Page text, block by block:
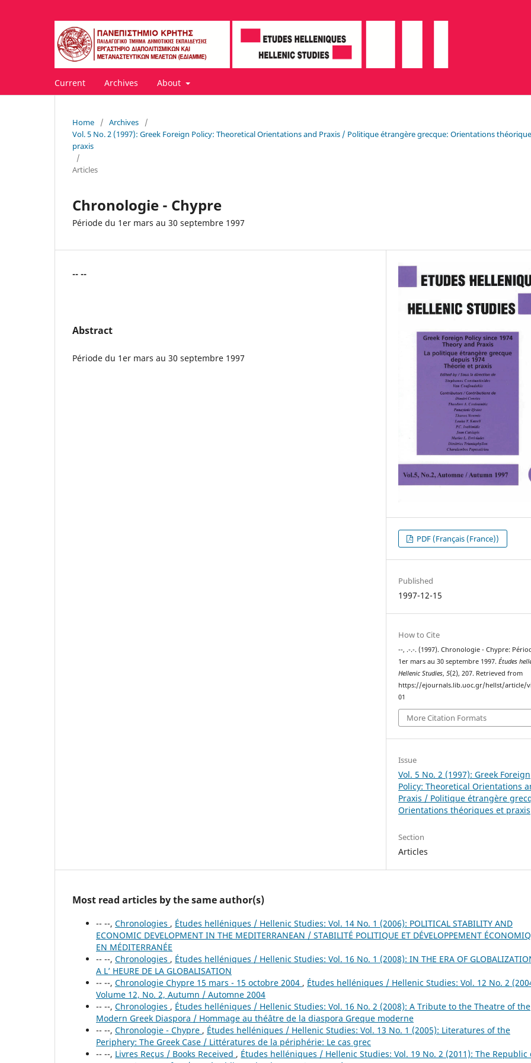
Current Archives About
Home / Archives
/
Vol. 5 No. 2 (1997): Greek Foreign Policy: Theoretical Orientations and Praxis / Politique étrangère grecque: Orientations
praxis
/
Articles
Chronologie - Chypre
Période du 1er mars au 30 septembre 1997
-- --
Abstract
Période du 1er mars au 30 septembre 1997
PDF (Français (France))
Published
1997-12-15
How to Cite
--, .-.-. (1997). Chronologie - Chypre:
1er mars au 30 septembre 1997.Études
Hellenic Studies,5(2), 207. Retrieved from
https://ejournals.lib.uoc.gr/hellst/article/
01
More Citation Formats
Issue
Vol. 5 No. 2 (1997): Greek Foreign
Policy: Theoretical Orientations
Praxis / Politique étrangère
Orientations théoriques et praxis
Section
Articles
Most read articles by the same author(s)
-- --, Chronologies , Études helléniques / Hellenic Studies: Vol. 14 No. 1 (2006): POLITICAL STABILITY AND
ECONOMIC DEVELOPMENT IN THE MEDITERRANEAN / STABILITÉ POLITIQUE ET DÉVELOPPEMENT
EN MÉDITERRANÉE
-- --, Chronologies , Études helléniques / Hellenic Studies: Vol. 16 No. 1 (2008): IN THE ERA OF
A L’ HEURE DE LA GLOBALISATION
-- --, Chronologie Chypre 15 mars - 15 octobre 2004 , Études helléniques / Hellenic Studies: Vol. 12 No. 2
Volume 12, No. 2, Autumn / Automne 2004
-- --, Chronologies , Études helléniques / Hellenic Studies: Vol. 16 No. 2 (2008): A Tribute to the Theatre of the
Modern Greek Diaspora / Hommage au théâtre de la diaspora Greque moderne
-- --, Chronologie - Chypre , Études helléniques / Hellenic Studies: Vol. 13 No. 1 (2005): Literatures of the
Periphery: The Greek Case / Littératures de la périphérie: Le cas grec
-- --, Livres Reçus / Books Received , Études helléniques / Hellenic Studies: Vol. 19 No. 2 (2011): The Republic